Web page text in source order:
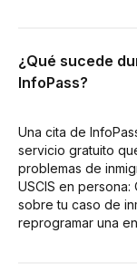
¿Qué sucede
InfoPass?
Una cita de
servicio gratuito
problemas de
USCIS en persona:
sobre tu caso de
reprogramar una